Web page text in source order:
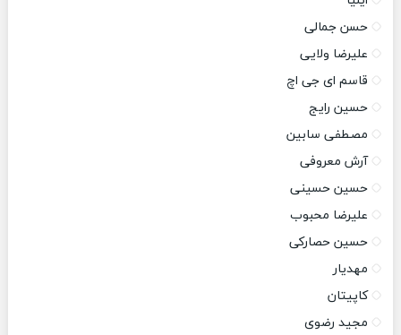
حسن جمالی
علیرضا ولایی
قاسم ای جی اچ
حسین رایج
مصطفی سابین
آرش معروفی
حسین حسینی
علیرضا محبوب
حسین حصارکی
مهدیار
کاپیتان
مجید رضوی